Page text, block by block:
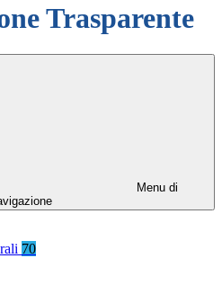
Trasparente
Menu di
70